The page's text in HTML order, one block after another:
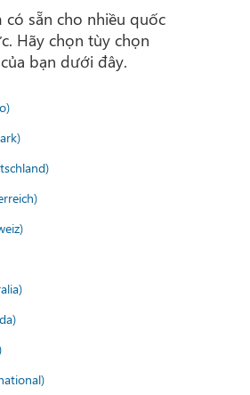
có sẵn cho nhiều quốc
Hãy chọn tùy chọn
bạn dưới đây.